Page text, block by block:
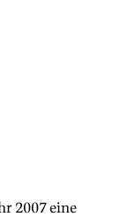
2007 eine